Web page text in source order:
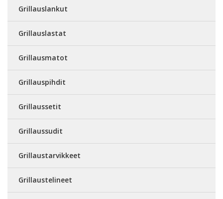
Grillauslankut
Grillauslastat
Grillausmatot
Grillauspihdit
Grillaussetit
Grillaussudit
Grillaustarvikkeet
Grillaustelineet